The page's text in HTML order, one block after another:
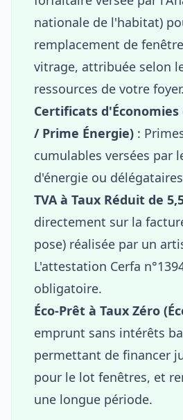
nationale de l'habitat)
remplacement de
vitrage, attribuée selon
ressources de votre foyer.
Certificats d'Économies
/ Prime Énergie) :
cumulables versées par
d'énergie ou
TVA à Taux Réduit de
directement sur la
pose) réalisée par un
L'attestation Cerfa
obligatoire.
Éco-Prêt à Taux Zéro
emprunt sans intérêts
permettant de financer
pour le lot fenêtres, et
une longue période.